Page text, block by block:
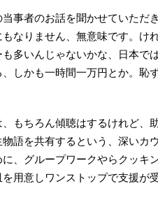
事者のお話を聞かせていただ
なりません、無意味です。け
多いんじゃないかな、日本で
しかも一時間一万円とか。恥
もちろん傾聴はするけれど、
語を共有するという、深いカ
、グループワークやらクッキ
用意しワンストップで支援が